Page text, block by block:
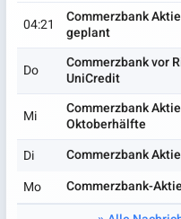
04:21
Commerzbank
geplant
Do
Commerzbank vor
UniCredit
Mi
Commerzbank
Oktoberhälfte
Di
Commerzbank
Mo
Commerzbank-